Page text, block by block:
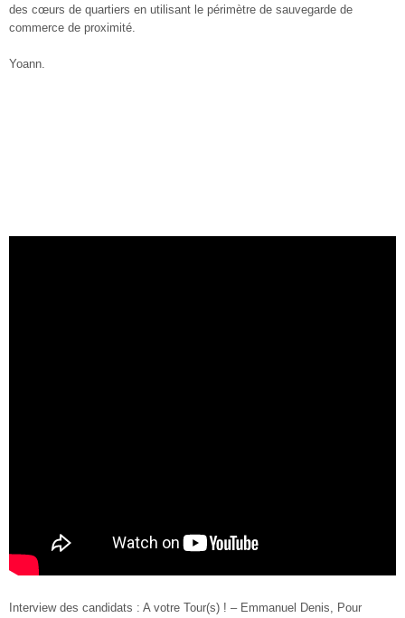
des cœurs de quartiers en utilisant le périmètre de sauvegarde de
commerce de proximité.
Yoann.
Interview des candidats : A votre Tour(s) ! – Emmanuel Denis, Pour